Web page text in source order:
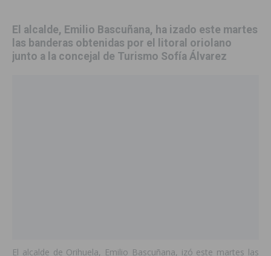
El alcalde, Emilio Bascuñana, ha izado este martes
las banderas obtenidas por el litoral oriolano
junto a la concejal de Turismo Sofía Álvarez
El alcalde de Orihuela, Emilio Bascuñana, izó este martes las